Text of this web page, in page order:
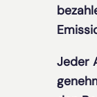
Jeder